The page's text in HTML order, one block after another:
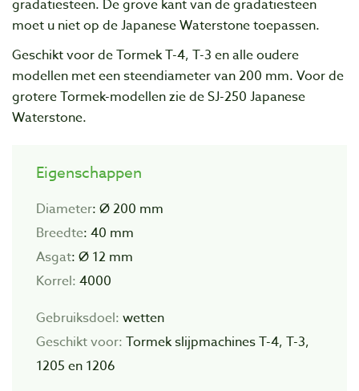
gradatiesteen. De grove kant van de gradatiesteen
moet u niet op de Japanese Waterstone toepassen.
Geschikt voor de Tormek T-4, T-3 en alle oudere
modellen met een steendiameter van 200 mm. Voor de
grotere Tormek-modellen zie de SJ-250 Japanese
Waterstone.
Eigenschappen
Diameter: Ø 200 mm
Breedte: 40 mm
Asgat: Ø 12 mm
Korrel: 4000
Gebruiksdoel: wetten
Geschikt voor: Tormek slijpmachines T-4, T-3,
1205 en 1206